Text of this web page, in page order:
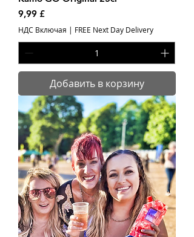
Цена
9,99 £
НДС Включая | FREE Next Day Delivery
Добавить в корзину